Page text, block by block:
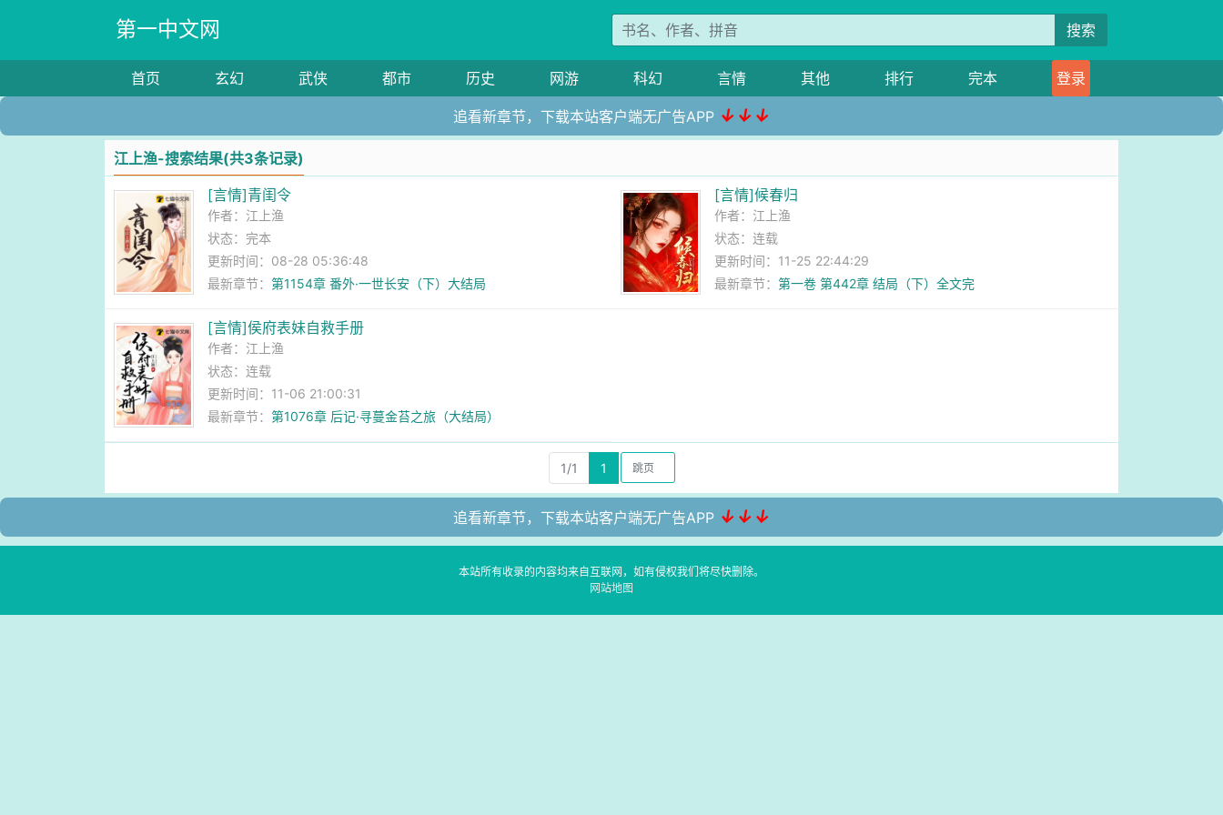
第一中文网 搜索
首页 玄幻 武侠 都市 历史 网游 科幻 言情 其他 排行 完本 登录
追看新章节，下载本站客户端无广告APP ↓↓↓
江上渔-搜索结果(共3条记录)
[言情]青闺令
作者： 江上渔
状态：完本
更新时间：08-28 05:36:48
最新章节：第1154章 番外·一世长安（下）大结局
[言情]候春归
作者： 江上渔
状态：连载
更新时间：11-25 22:44:29
最新章节： 第一卷 第442章 结局（下）全文完
[言情]侯府表妹自救手册
作者： 江上渔
状态：连载
更新时间：11-06 21:00:31
最新章节：第1076章 后记·寻蔓金苔之旅（大结局）
1/1 1
追看新章节，下载本站客户端无广告APP ↓↓↓
本站所有收录的内容均来自互联网，如有侵权我们将尽快删除。
网站地图